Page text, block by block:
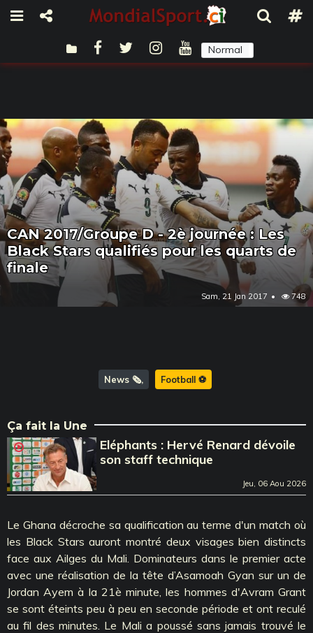
Normal
CAN 2017/Groupe D - 2è journée : Les
Black Stars qualifiés pour les quarts de
finale
Sam, 21 Jan 2017 748
News 🗞️ Football ⚽️
Ça fait la Une
Eléphants : Hervé Renard dévoile
son staff technique
Jeu, 06 Aou 2026
Le Ghana décroche sa qualification au terme d'un match où
les Black Stars auront montré deux visages bien distincts
face aux Ailges du Mali. Dominateurs dans le premier acte
avec une réalisation de la tête d’Asamoah Gyan sur un de
Jordan Ayem à la 21è minute, les hommes d'Avram Grant
se sont éteints peu à peu en seconde période et ont reculé
au fil des minutes. Le Mali a poussé sans jamais trouvé le